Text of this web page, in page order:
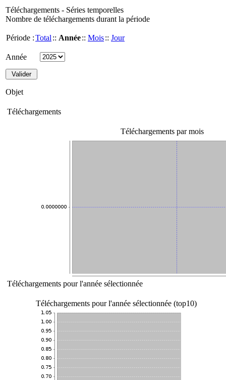
Téléchargements - Séries temporelles
Nombre de téléchargements durant la période
Période :Total :: Année:: Mois:: Jour
Année
Objet
Téléchargements
Téléchargements par mois
Téléchargements pour l'année sélectionnée
Téléchargements pour l'année sélectionnée (top10)